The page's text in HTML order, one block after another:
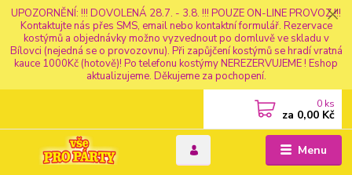
UPOZORNĚNÍ: !!! DOVOLENÁ 28.7. - 3.8. !!! POUZE ON-LINE PROVOZ !!!
Kontaktujte nás přes SMS, email nebo kontaktní formulář. Rezervace
kostýmů a objednávky možno vyzvednout po domluvě ve skladu v
Bílovci (nejedná se o provozovnu). Při zapůjčení kostýmů se hradí vratná
kauce 1000Kč (hotově)! Po telefonu kostýmy NEREZERVUJEME ! Eshop
aktualizujeme. Děkujeme za pochopení.
Menu
0 ks
za 0,00 Kč